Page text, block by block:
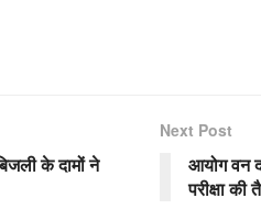
के दामों ने
Next Post
आयोग वन
परीक्षा की